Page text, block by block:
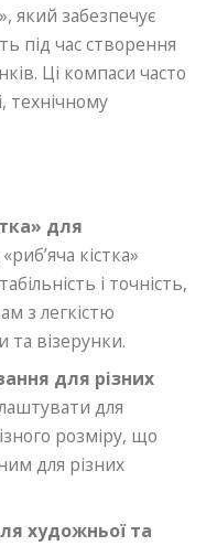
який забезпечує
під час створення
Ці компаси часто
технічному
для
кістка»
і точність,
з легкістю
візерунки.
для різних
для
розміру, що
для різних
художньої та